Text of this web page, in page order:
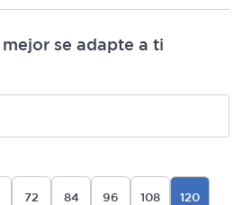
se adapte a ti
72 84 96 108 120